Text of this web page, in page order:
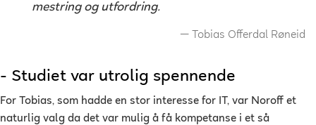
mestring og utfordring.
Tobias Offerdal Røneid
- Studiet var utrolig spennende
For Tobias, som hadde en stor interesse for IT, var Noroff et
naturlig valg da det var mulig å få kompetanse i et så